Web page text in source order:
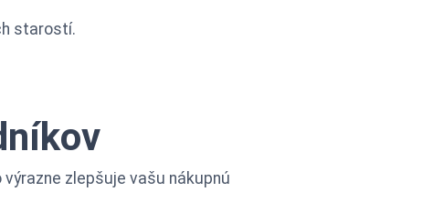
starostí.
zlepšuje vašu nákupnú